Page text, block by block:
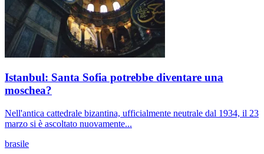
Istanbul: Santa Sofia potrebbe diventare una
moschea?
Nell'antica cattedrale bizantina, ufficialmente neutrale dal 1934, il 23
marzo si è ascoltato nuovamente...
brasile